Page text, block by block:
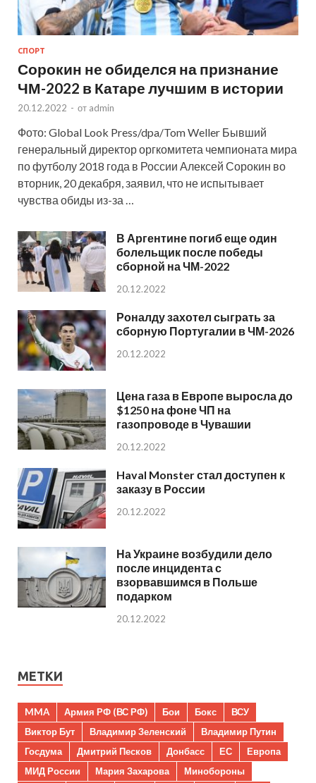
СПОРТ
Сорокин не обиделся на признание
ЧМ-2022 в Катаре лучшим в истории
20.12.2022 - от admin
Фото: Global Look Press/dpa/Tom Weller Бывший
генеральный директор оргкомитета чемпионата мира
по футболу 2018 года в России Алексей Сорокин во
вторник, 20 декабря, заявил, что не испытывает
чувства обиды из-за …
В Аргентине погиб еще один
болельщик после победы
сборной на ЧМ-2022
20.12.2022
Роналду захотел сыграть за
сборную Португалии в ЧМ-2026
20.12.2022
Цена газа в Европе выросла до
$1250 на фоне ЧП на
газопроводе в Чувашии
20.12.2022
Haval Monster стал доступен к
заказу в России
20.12.2022
На Украине возбудили дело
после инцидента с
взорвавшимся в Польше
подарком
20.12.2022
МЕТКИ
MMA Армия РФ (ВС РФ) Бои Бокс
ВСУ
Виктор Бут
Владимир Зеленский
Владимир Путин
Госдума
Дмитрий Песков Донбасс ЕС
Европа
МИД России
Мария Захарова
Минобороны